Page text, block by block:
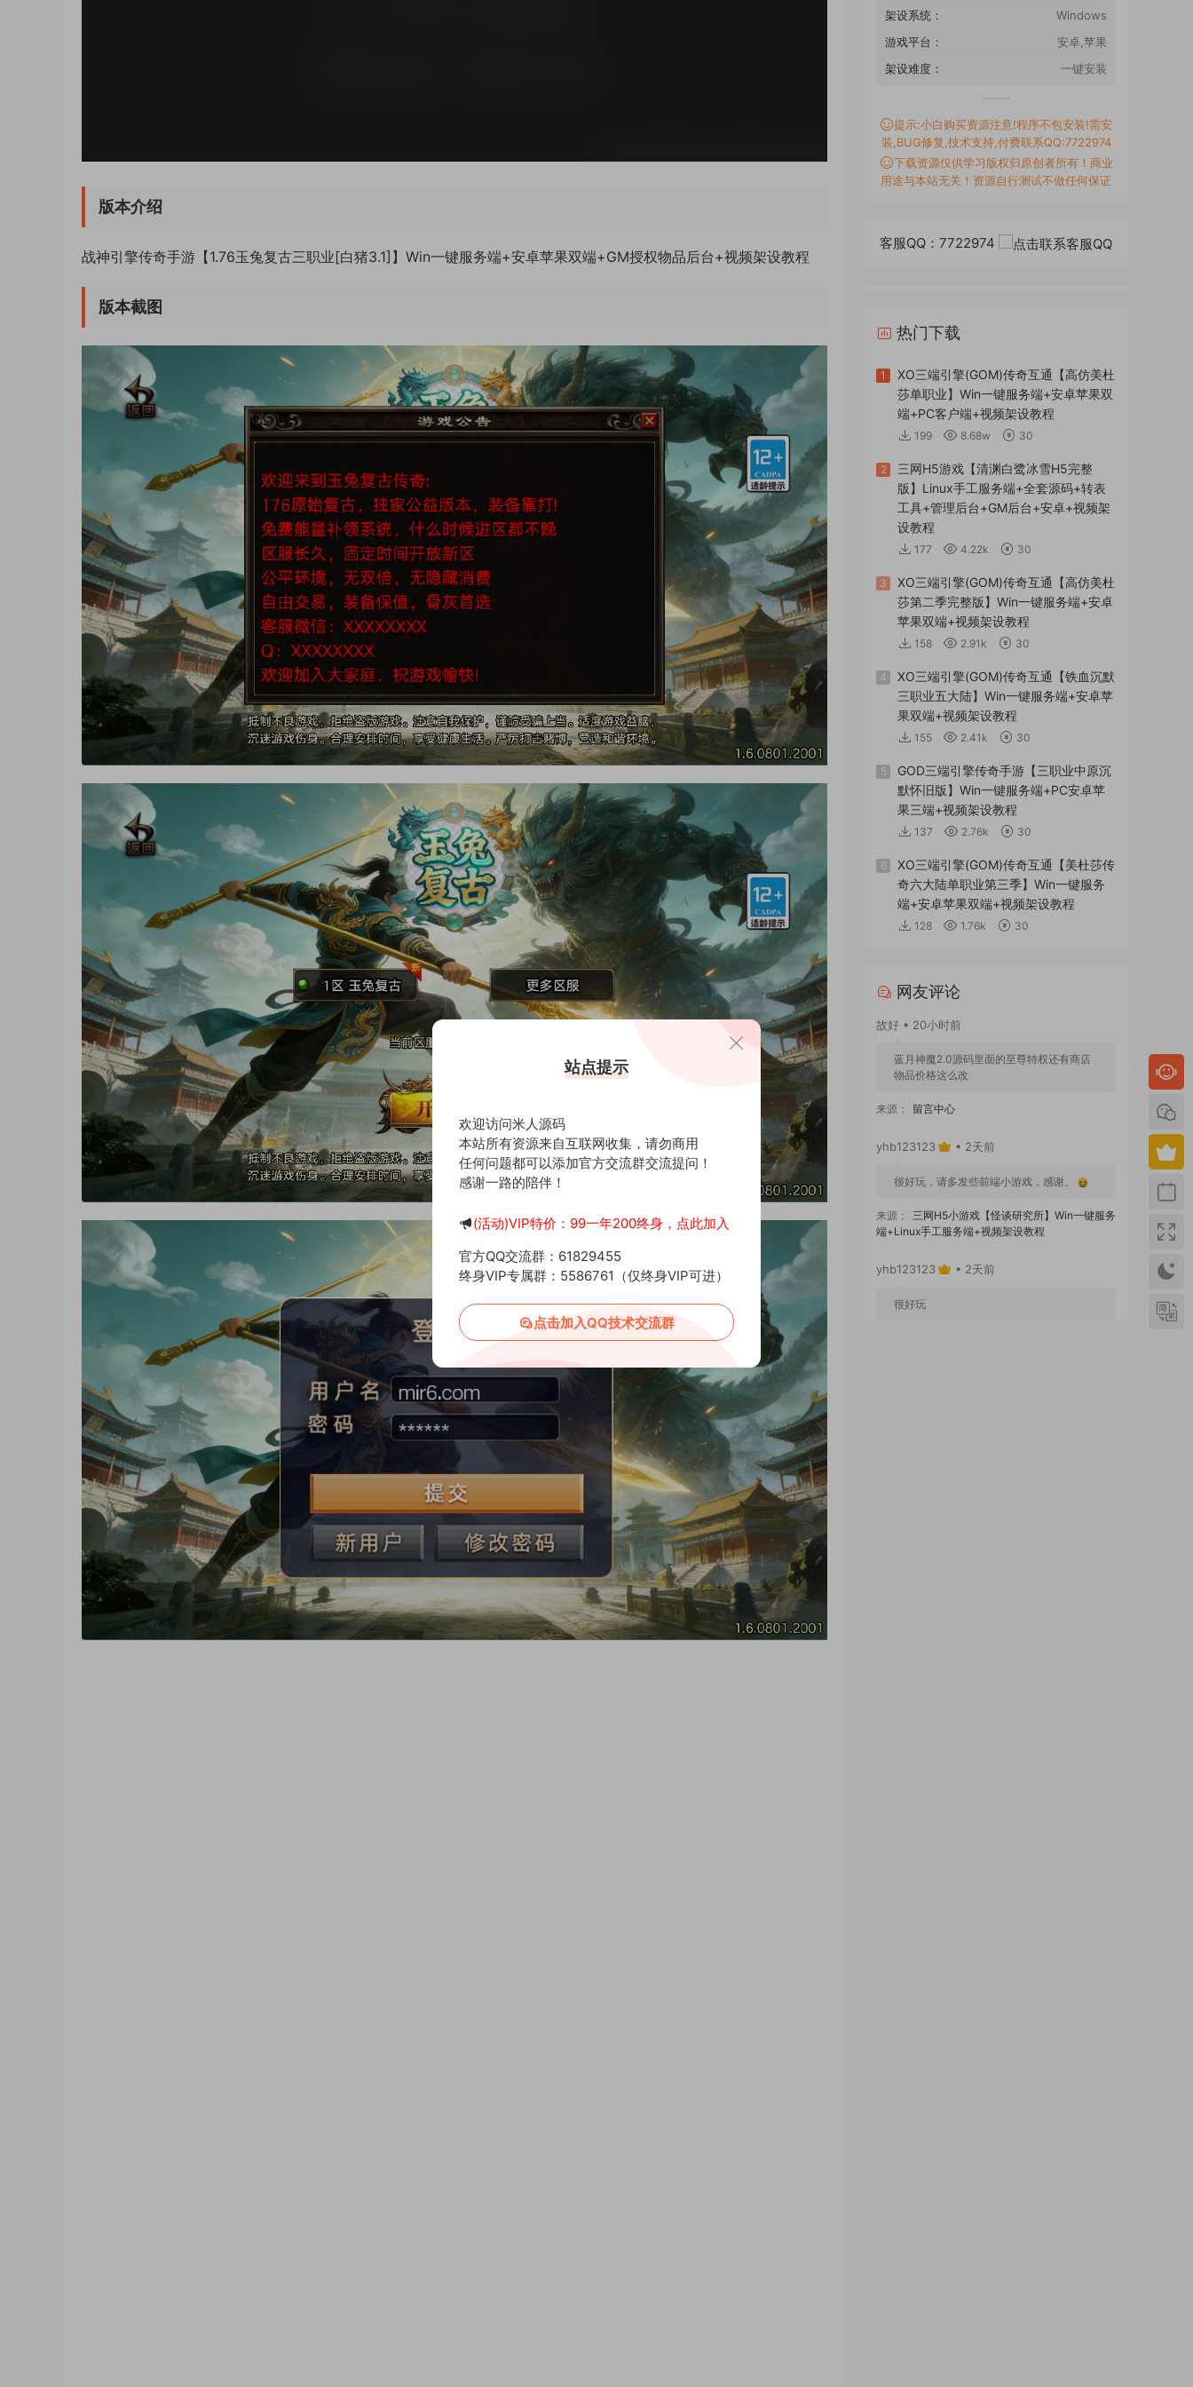
版本介绍
战神引擎传奇手游【1.76玉兔复古三职业[白猪3.1]】Win一键服务端+安卓苹果双端+GM授权物品后台+视频架设教程
版本截图
架设系统：
Windows
游戏平台：
安卓,苹果
架设难度：
一键安装
提示:小白购买资源注意!程序不包安装!需安
装,BUG修复,技术支持,付费联系QQ:7722974
下载资源仅供学习版权归原创者所有！商业
用途与本站无关！资源自行测试不做任何保证
客服QQ：7722974
热门下载
1
XO三端引擎(GOM)传奇互通【高仿美杜
莎单职业】Win一键服务端+安卓苹果双
端+PC客户端+视频架设教程
199 8.68w 30
2
三网H5游戏【清渊白鹭冰雪H5完整
版】Linux手工服务端+全套源码+转表
工具+管理后台+GM后台+安卓+视频架
设教程
177 4.22k 30
3
XO三端引擎(GOM)传奇互通【高仿美杜
莎第二季完整版】Win一键服务端+安卓
苹果双端+视频架设教程
158 2.91k 30
4
XO三端引擎(GOM)传奇互通【铁血沉默
三职业五大陆】Win一键服务端+安卓苹
果双端+视频架设教程
155 2.41k 30
5
GOD三端引擎传奇手游【三职业中原沉
默怀旧版】Win一键服务端+PC安卓苹
果三端+视频架设教程
137 2.76k 30
6
XO三端引擎(GOM)传奇互通【美杜莎传
奇六大陆单职业第三季】Win一键服务
端+安卓苹果双端+视频架设教程
128 1.76k 30
网友评论
故好 • 20小时前
蓝月神魔2.0源码里面的至尊特权还有商店
物品价格这么改
来源： 留言中心
yhb123123 • 2天前
很好玩，请多发些前端小游戏，感谢。
来源：
三网H5小游戏【怪谈研究所】Win一键服务
端+Linux手工服务端+视频架设教程
yhb123123 • 2天前
很好玩
站点提示
欢迎访问米人源码
本站所有资源来自互联网收集，请勿商用
任何问题都可以添加官方交流群交流提问！
感谢一路的陪伴！
(活动)VIP特价：99一年200终身，点此加入
官方QQ交流群：61829455
终身VIP专属群：5586761（仅终身VIP可进）
点击加入QQ技术交流群